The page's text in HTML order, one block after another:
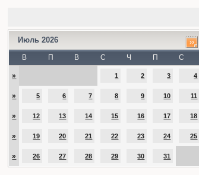
Июль 2026
В П В С Ч П С
» 1 2 3 4
» 5 6 7 8 9 10 11
» 12 13 14 15 16 17 18
» 19 20 21 22 23 24 25
» 26 27 28 29 30 31